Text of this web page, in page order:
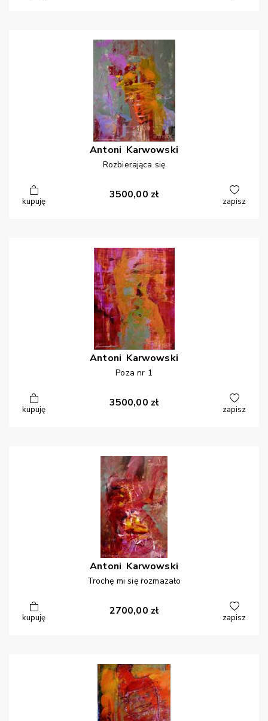
Antoni Karwowski
Rozbierająca się
kupuję
3500,00 zł
zapisz
Antoni Karwowski
Poza nr 1
kupuję
3500,00 zł
zapisz
Antoni Karwowski
Trochę mi się rozmazało
kupuję
2700,00 zł
zapisz